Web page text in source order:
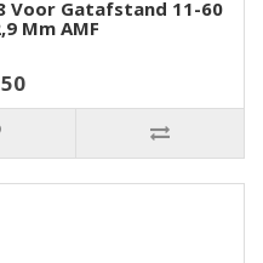
Voor Gatafstand 11-60
Mm AMF